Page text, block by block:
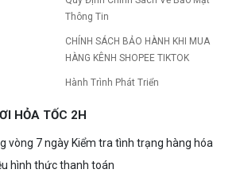
Build PC gaming 15 triệu chơi được
game gì? Gợi ý cấu hình dễ nâng cấp
Build PC gaming 15 triệu chơi được game gì? Vi
dễ nâng cấp CPU/VGA sau này, tư vấn miễn phí
Build PC Gaming theo ngân sách từ 10
Build PC gaming theo ngân sách từ 10-40 triệu:
Intel/AMD và tránh sai tương thích. Tư vấn miễn
Thông Tin
CHÍNH SÁCH BẢO HÀNH KHI MUA
HÀNG KÊNH SHOPEE TIKTOK
Hành Trình Phát Triển
HỎA TỐC 2H
vòng 7 ngày Kiểm tra tình trạng hàng hóa
hình thức thanh toán